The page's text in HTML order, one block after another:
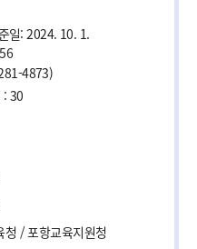
일: 2024. 10. 1.
4873)
30
청 / 포항교육지원청